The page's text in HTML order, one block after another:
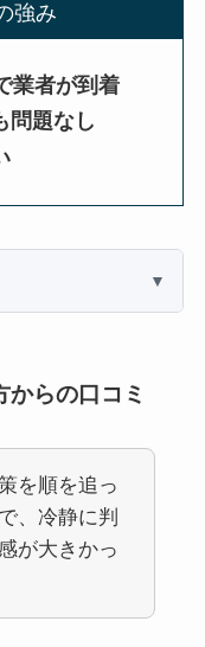
強み
業者が到着
問題なし
からの口コミ
を順を追っ
、冷静に判
が大きかっ